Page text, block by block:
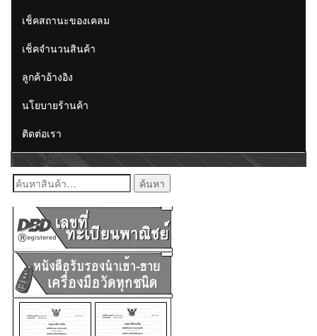
เช็คสถานะของเคลม
เช็คจำนวนสินค้า
ลูกค้าอ้างอิง
นโยบายร้านค้า
ติดต่อเรา
ค้นหา: